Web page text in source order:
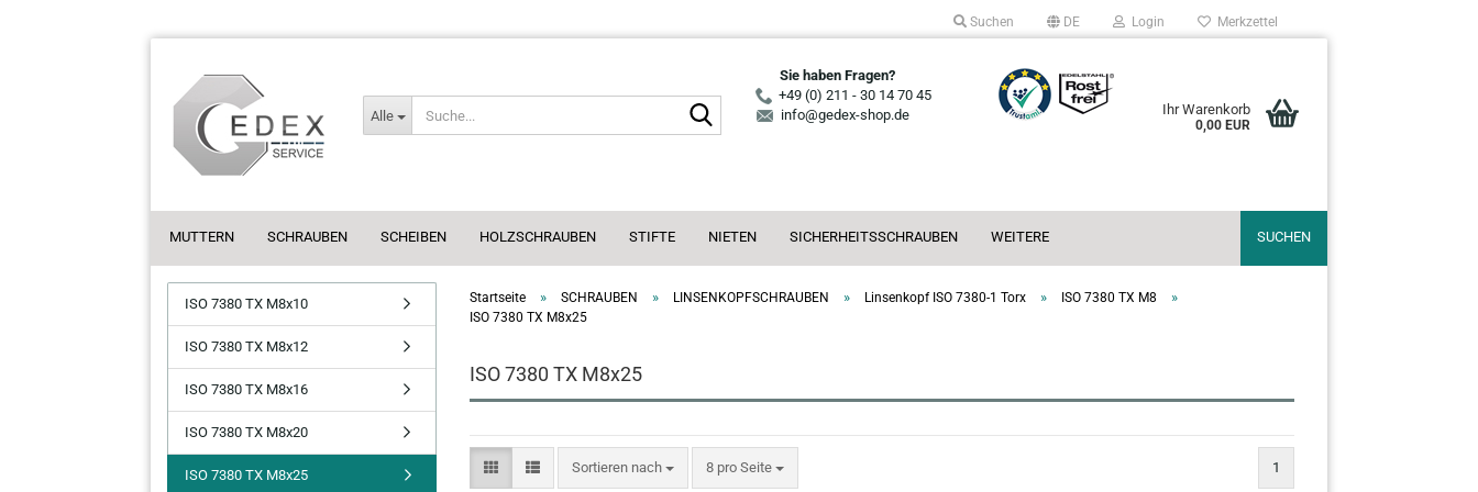
Suchen DE Login Merkzettel
Alle
Suche...
Sie haben Fragen?
+49 (0) 211 - 30 14 70 45
info@gedex-shop.de
Ihr Warenkorb
0,00 EUR
MUTTERN SCHRAUBEN SCHEIBEN HOLZSCHRAUBEN STIFTE NIETEN SICHERHEITSSCHRAUBEN SUCHEN
WEITERE
Startseite » SCHRAUBEN » LINSENKOPFSCHRAUBEN » Linsenkopf ISO 7380-1 Torx » ISO 7380 TX M8 »
ISO 7380 TX M8x25
ISO 7380 TX M8x25
Sortieren nach
Sortieren nach 8 pro Seite
pro Seite 1
ISO 7380 TX M8x10
ISO 7380 TX M8x12
ISO 7380 TX M8x16
ISO 7380 TX M8x20
ISO 7380 TX M8x25